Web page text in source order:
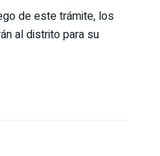
de este trámite, los
al distrito para su